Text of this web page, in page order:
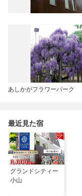
あしかがフラワーパーク
最近見た宿
グランドシティー
小山